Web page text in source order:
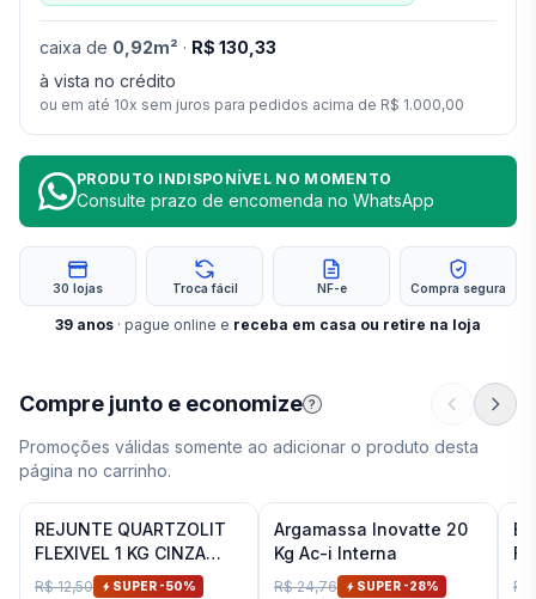
Compre junto e economize ?
Promoções válidas somente ao adicionar o produto desta
página no carrinho.
REJUNTE QUARTZOLIT
FLEXIVEL 1 KG CINZA
ARTICO
R$ 12,50 SUPER -50%
Argamassa Inovatte 20
Kg Ac-i Interna
R$ 24,76 SUPER -28% R$
caixa de 0,92m² · R$ 130,33
à vista no crédito
ou em até 10x sem juros para pedidos acima de R$ 1.000,00
PRODUTO INDISPONÍVEL NO MOMENTO
Consulte prazo de encomenda no WhatsApp
30 lojas Troca fácil NF-e Compra segura
39 anos · pague online e receba em casa ou retire na loja